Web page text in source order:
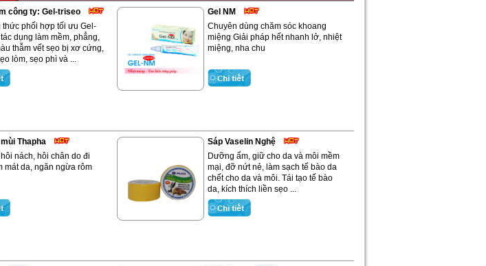
công ty: Gel-triseo
thức phối hợp tối ưu Gel-
dụng làm mềm, phẳng,
thẫm vết sẹo bị xơ cứng,
lòm, sẹo phì và ...
Gel NM
Chuyên dùng chăm sóc khoang
miệng Giải pháp hết nhanh lở, nhiệt
miệng, nha chu
Thapha
nách, hôi chân do đi
mát da, ngăn ngừa rôm
Sáp Vaselin Nghệ
Dưỡng ẩm, giữ cho da và môi mềm
mại, đỡ nứt nẻ, làm sạch tế bào da
chết cho da và môi. Tái tạo tế bào
da, kích thích liền sẹo ...